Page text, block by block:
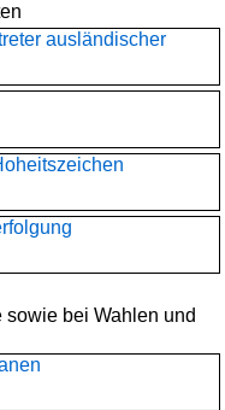
ausländischer
sowie bei Wahlen und